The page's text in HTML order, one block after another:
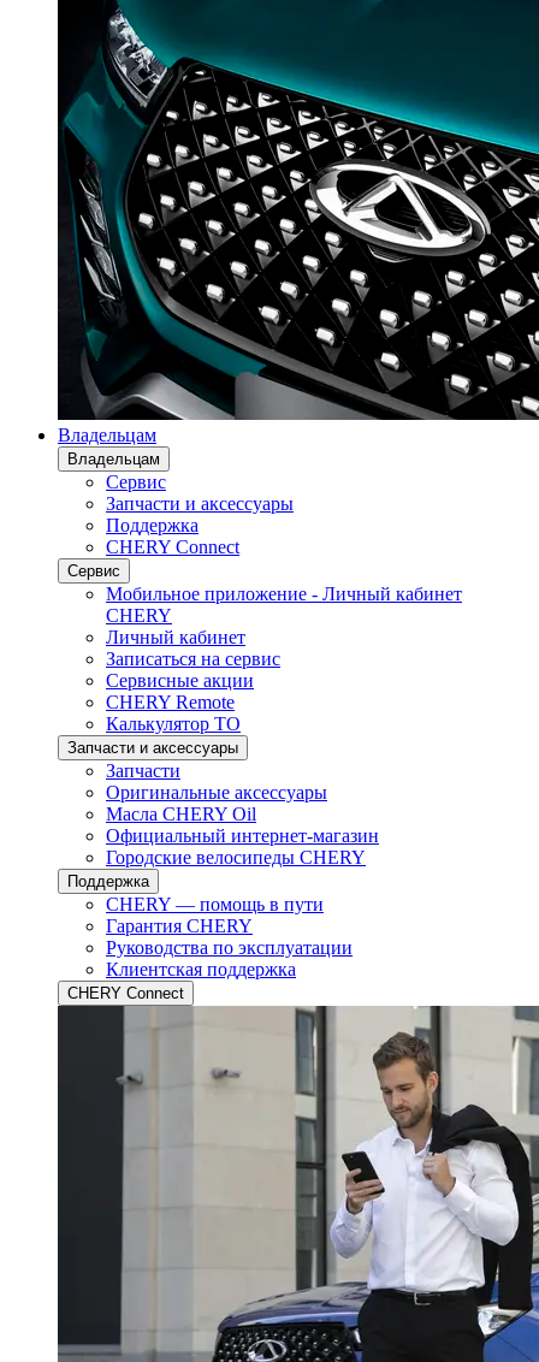
Владельцам
Владельцам
Сервис
Запчасти и аксессуары
Поддержка
CHERY Connect
Сервис
Мобильное приложение - Личный кабинет
CHERY
Личный кабинет
Записаться на сервис
Сервисные акции
CHERY Remote
Калькулятор ТО
Запчасти и аксессуары
Запчасти
Оригинальные аксессуары
Масла CHERY Oil
Официальный интернет-магазин
Городские велосипеды CHERY
Поддержка
CHERY — помощь в пути
Гарантия CHERY
Руководства по эксплуатации
Клиентская поддержка
CHERY Connect